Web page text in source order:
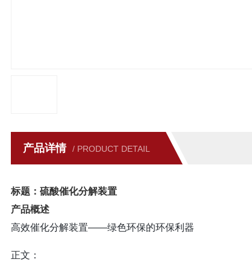
产品详情 / PRODUCT DETAIL
标题：硫酸催化分解装置
产品概述
高效催化分解装置——绿色环保的环保利器
正文：